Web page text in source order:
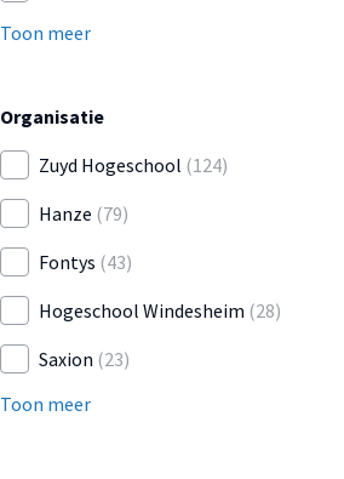
Toon meer
Organisatie
Zuyd Hogeschool (124)
Hanze (79)
Fontys (43)
Hogeschool Windesheim (28)
Saxion (23)
Toon meer